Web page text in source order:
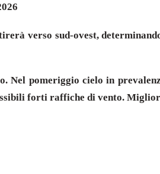
verso sud-ovest,
Nel pomeriggio cielo in
forti raffiche di vento.